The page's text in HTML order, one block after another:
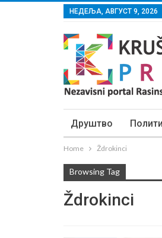
НЕДЕЉА, АВГУСТ 9, 2026
Друштво
Home Ždrokinci
Browsing Tag
Ždrokinci